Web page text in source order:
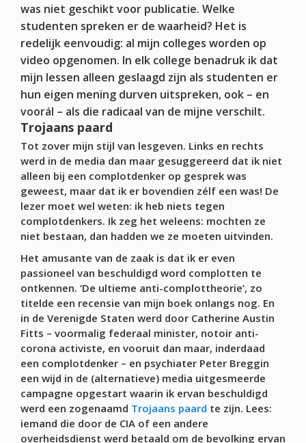
was niet geschikt voor publicatie. Welke
studenten spreken er de waarheid? Het is
redelijk eenvoudig: al mijn colleges worden op
video opgenomen. In elk college benadruk ik dat
mijn lessen alleen geslaagd zijn als studenten er
hun eigen mening durven uitspreken, ook – en
voorál – als die radicaal van de mijne verschilt.
Trojaans paard
Tot zover mijn stijl van lesgeven. Links en rechts
werd in de media dan maar gesuggereerd dat ik niet
alleen bij een complotdenker op gesprek was
geweest, maar dat ik er bovendien zélf een was! De
lezer moet wel weten: ik heb niets tegen
complotdenkers. Ik zeg het weleens: mochten ze
niet bestaan, dan hadden we ze moeten uitvinden.
Het amusante van de zaak is dat ik er even
passioneel van beschuldigd word complotten te
ontkennen. ‘De ultieme anti-complottheorie’, zo
titelde een recensie van mijn boek onlangs nog. En
in de Verenigde Staten werd door Catherine Austin
Fitts – voormalig federaal minister, notoir anti-
corona activiste, en vooruit dan maar, inderdaad
een complotdenker – en psychiater Peter Breggin
een wijd in de (alternatieve) media uitgesmeerde
campagne opgestart waarin ik ervan beschuldigd
werd een zogenaamd Trojaans paard te zijn. Lees:
iemand die door de CIA of een andere
overheidsdienst werd betaald om de bevolking ervan